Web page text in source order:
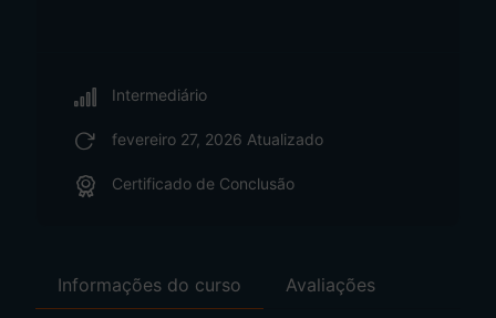
Intermediário
fevereiro 27, 2026 Atualizado
Certificado de Conclusão
Informações do curso Avaliações